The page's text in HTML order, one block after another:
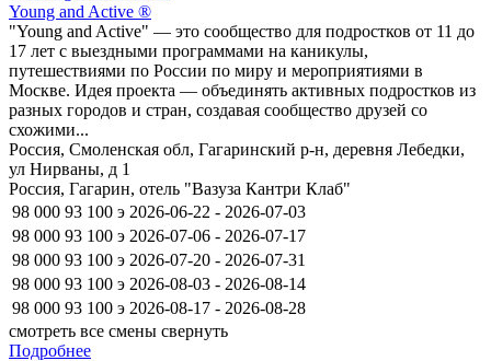
Young and Active ®
"Young and Active" — это сообщество для подростков от 11 до
17 лет с выездными программами на каникулы,
путешествиями по России по миру и мероприятиями в
Москве. Идея проекта — объединять активных подростков из
разных городов и стран, создавая сообщество друзей со
схожими...
Россия, Смоленская обл, Гагаринский р-н, деревня Лебедки,
ул Нирваны, д 1
Россия, Гагарин, отель "Вазуза Кантри Клаб"
98 000 93 100 э 2026-06-22 - 2026-07-03
98 000 93 100 э 2026-07-06 - 2026-07-17
98 000 93 100 э 2026-07-20 - 2026-07-31
98 000 93 100 э 2026-08-03 - 2026-08-14
98 000 93 100 э 2026-08-17 - 2026-08-28
смотреть все смены свернуть
Подробнее